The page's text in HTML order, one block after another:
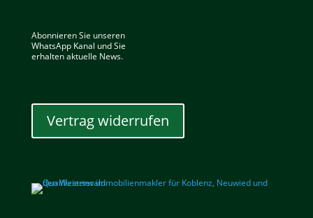
Abonnieren Sie unseren
WhatsApp Kanal und Sie
erhalten aktuelle News.
Vertrag widerrufen